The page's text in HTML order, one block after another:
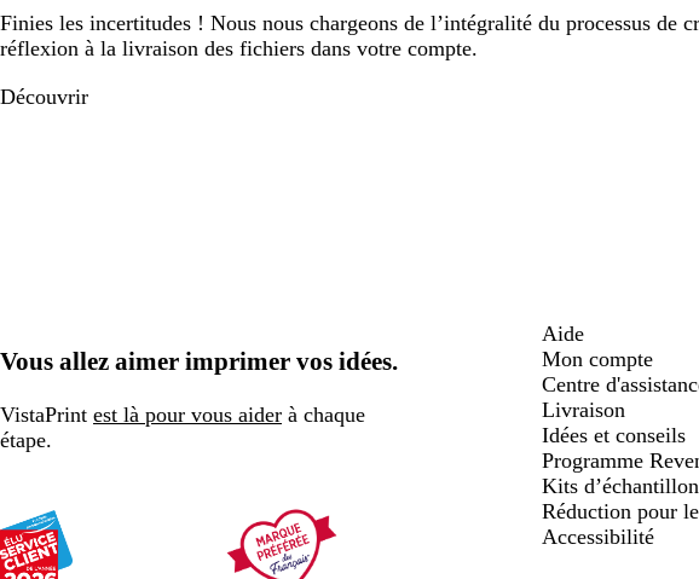
Finies les incertitudes ! Nous nous chargeons de l’intégralité du processus de
réflexion à la livraison des fichiers dans votre compte.
Découvrir
Vous allez aimer imprimer vos idées.
VistaPrint est là pour vous aider à chaque
étape.
Aide
Mon compte
Centre
Livraison
Idées et conseils
Programme
Kits
Réduction pour
Accessibilité